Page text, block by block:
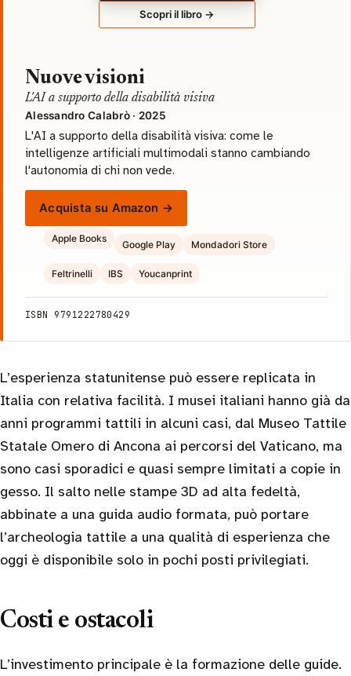
Scopri il libro →
Nuove visioni
L'AI a supporto della disabilità visiva
Alessandro Calabrò · 2025
L'AI a supporto della disabilità visiva: come le
intelligenze artificiali multimodali stanno cambiando
l'autonomia di chi non vede.
Acquista su Amazon →
Apple Books
Google Play Mondadori Store
Feltrinelli IBS Youcanprint
ISBN 9791222780429
L’esperienza statunitense può essere replicata in
Italia con relativa facilità. I musei italiani hanno già da
anni programmi tattili in alcuni casi, dal Museo Tattile
Statale Omero di Ancona ai percorsi del Vaticano, ma
sono casi sporadici e quasi sempre limitati a copie in
gesso. Il salto nelle stampe 3D ad alta fedeltà,
abbinate a una guida audio formata, può portare
l’archeologia tattile a una qualità di esperienza che
oggi è disponibile solo in pochi posti privilegiati.
Costi e ostacoli
L’investimento principale è la formazione delle guide.